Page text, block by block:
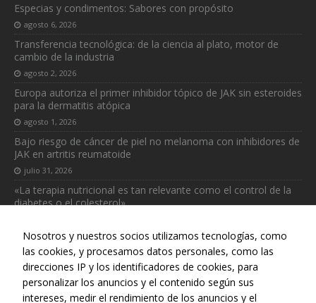
Especias y condimentos: Sabores con propósito
agosto 6, 2026
Transferencia tecnológica: de la ciencia al plato, motor de
cambio de la industria
agosto 2, 2026
Europa autoriza el primer inhibidor tópico de JAK sin esteroides
para la dermatitis atópica
agosto 1, 2026
Bajo riesgo de cáncer de piel no melanoma con inhibidores de
JAK en artritis reumatoide
julio 31, 2026
«La terapia nutricional es tan relevante como el control de la
diabetes o el colesterol»
Nosotros y nuestros socios utilizamos tecnologías, como
las cookies, y procesamos datos personales, como las
direcciones IP y los identificadores de cookies, para
personalizar los anuncios y el contenido según sus
intereses, medir el rendimiento de los anuncios y el
Necesarias
Estas
cookies no
son